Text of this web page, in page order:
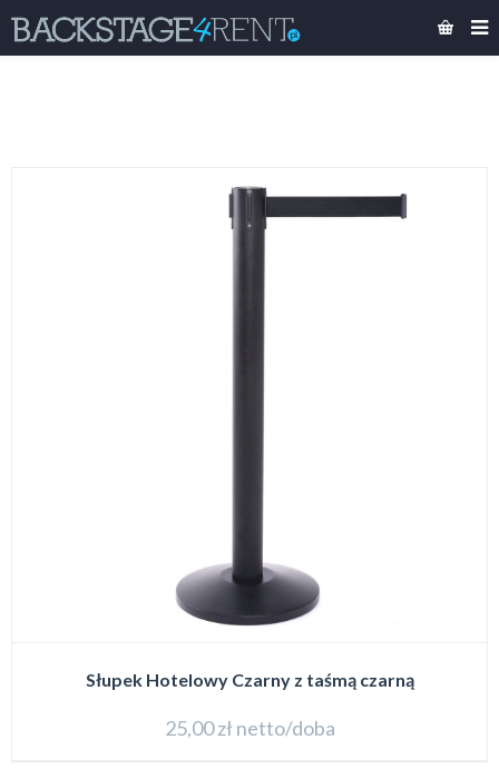
Słupek Hotelowy Czarny z taśmą czarną
25,00zł netto/doba